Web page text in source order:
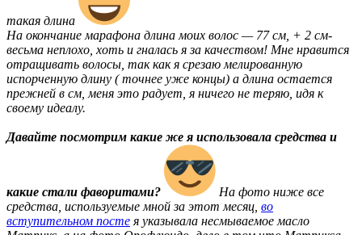
такая длина
На окончание марафона длина моих волос — 77 см, + 2 см-
весьма неплохо, хоть и гналась я за качеством! Мне нравится
отращивать волосы, так как я срезаю мелированную
испорченную длину ( точнее уже концы) а длина остается
прежней в см, меня это радует, я ничего не теряю, идя к
своему идеалу.
Давайте посмотрим какие же я использовала средства и
какие стали фаворитами?
На фото ниже все
средства, используемые мной за этот месяц, во
вступительном посте я указывала несмываемое масло